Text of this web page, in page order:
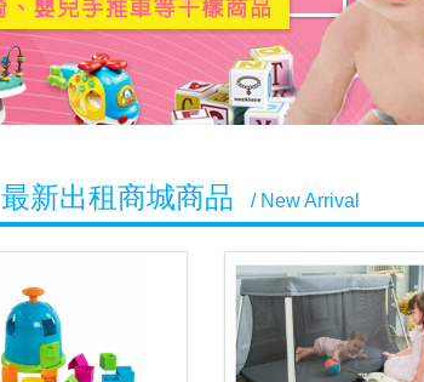
最新出租商城商品 / New Arrival